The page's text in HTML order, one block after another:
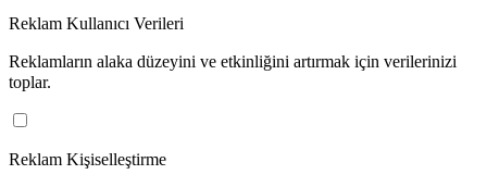
Reklam Kullanıcı Verileri
Reklamların alaka düzeyini ve etkinliğini artırmak için verilerinizi
toplar.
Reklam Kişiselleştirme